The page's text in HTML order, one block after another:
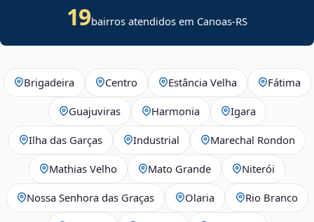
19bairros atendidos em Canoas-RS
Brigadeira Centro Estância Velha Fátima
Guajuviras Harmonia Igara
Ilha das Garças Industrial Marechal Rondon
Mathias Velho Mato Grande Niterói
Nossa Senhora das Graças Olaria Rio Branco